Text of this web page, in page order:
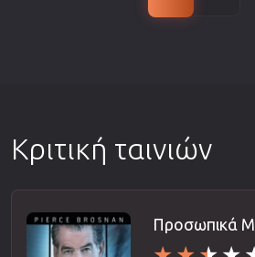
Κριτική ταινιών
Προσωπικά